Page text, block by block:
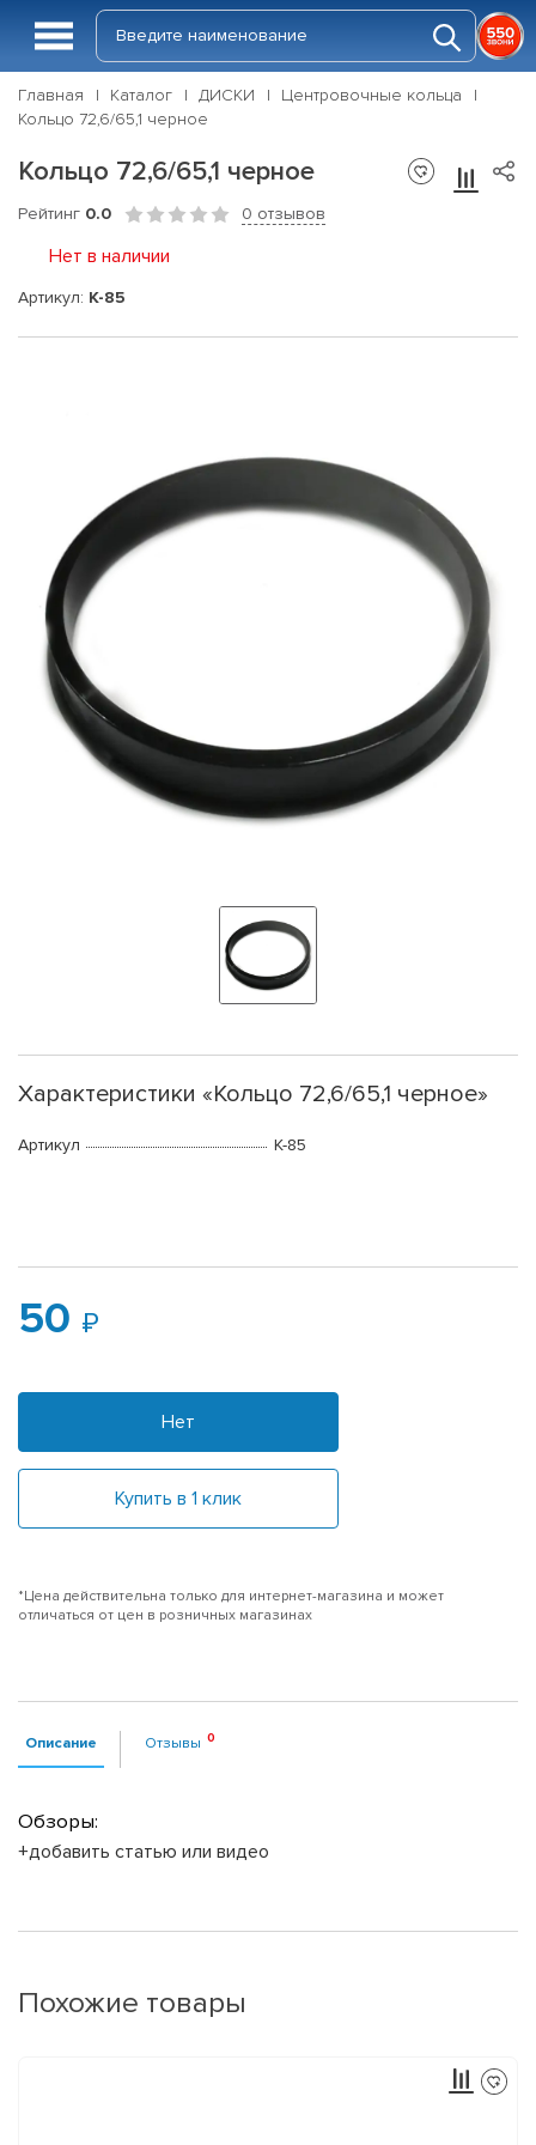
Главная Каталог ДИСКИ
Центровочные кольца
Кольцо 72,6/65,1 черное
Кольцо 72,6/65,1 черное
Рейтинг 0.0 0 отзывов
Нет в наличии
Артикул: K-85
Характеристики «Кольцо 72,6/65,1 черное»
Артикул K-85
50
Нет
Купить в 1 клик
*Цена действительна только для интернет-магазина и может
отличаться от цен в розничных магазинах
Описание Отзывы
Обзоры:
+добавить статью или видео
Похожие товары